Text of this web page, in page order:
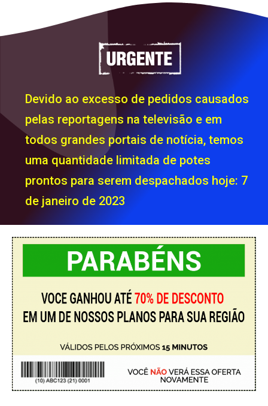
Devido ao excesso de pedidos causados
pelas reportagens na televisão e em
todos grandes portais de notícia, temos
uma quantidade limitada de potes
prontos para serem despachados hoje: 7
de janeiro de 2023